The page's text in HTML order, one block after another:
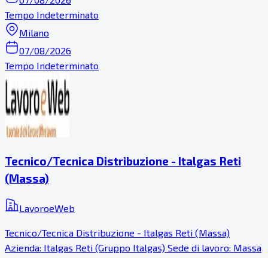
Tempo Indeterminato
Milano
07/08/2026
Tempo Indeterminato
Tecnico/Tecnica Distribuzione - Italgas Reti
(Massa)
LavoroeWeb
Tecnico/Tecnica Distribuzione - Italgas Reti (Massa)
Azienda: Italgas Reti (Gruppo Italgas) Sede di lavoro: Massa